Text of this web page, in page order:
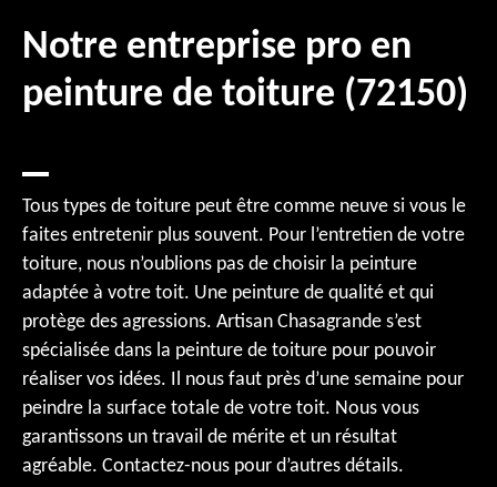
Notre entreprise pro en
peinture de toiture (72150)
Tous types de toiture peut être comme neuve si vous le
faites entretenir plus souvent. Pour l’entretien de votre
toiture, nous n’oublions pas de choisir la peinture
adaptée à votre toit. Une peinture de qualité et qui
protège des agressions. Artisan Chasagrande s’est
spécialisée dans la peinture de toiture pour pouvoir
réaliser vos idées. Il nous faut près d’une semaine pour
peindre la surface totale de votre toit. Nous vous
garantissons un travail de mérite et un résultat
agréable. Contactez-nous pour d’autres détails.